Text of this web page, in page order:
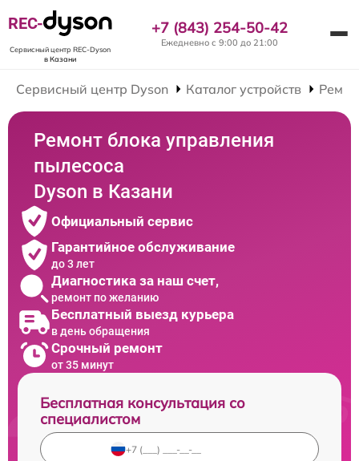
REC-
Сервисный центр REC-Dyson
в Казани
+7 (843) 254-50-42
Ежедневно с 9:00 до 21:00
Сервисный центр Dyson Каталог устройств
Ремонт блока управления
пылесоса
Dyson в Казани
Официальный сервис
Гарантийное обслуживание
до 3 лет
Диагностика за наш счет,
ремонт по желанию
Бесплатный выезд курьера
в день обращения
Срочный ремонт
от 35 минут
Бесплатная консультация со
специалистом